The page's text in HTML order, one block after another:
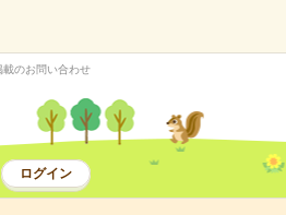
載のお問い合わせ
ログイン